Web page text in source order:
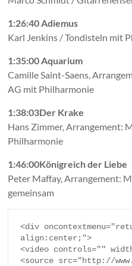
1:26:40 Adiemus
Karl Jenkins / Tondisteln mit
1:35:00 Aquarium
Camille Saint-Saens,
AG mit Philharmonie
1:38:03Der Krake
Hans Zimmer, Arrangement:
Philharmonie
1:46:00Königreich der Liebe
Peter Maffay, Arrangement:
gemeinsam
<div
align:center;">
<video controls=""
<source src="http://